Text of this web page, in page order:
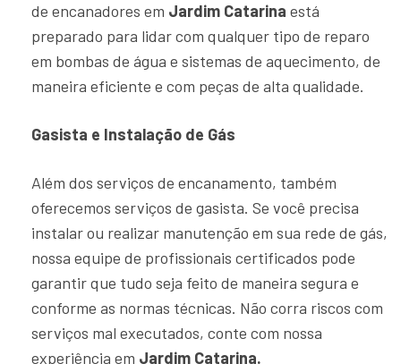
de encanadores em Jardim Catarina está
preparado para lidar com qualquer tipo de reparo
em bombas de água e sistemas de aquecimento, de
maneira eficiente e com peças de alta qualidade.
Gasista e Instalação de Gás
Além dos serviços de encanamento, também
oferecemos serviços de gasista. Se você precisa
instalar ou realizar manutenção em sua rede de gás,
nossa equipe de profissionais certificados pode
garantir que tudo seja feito de maneira segura e
conforme as normas técnicas. Não corra riscos com
serviços mal executados, conte com nossa
experiência em Jardim Catarina.